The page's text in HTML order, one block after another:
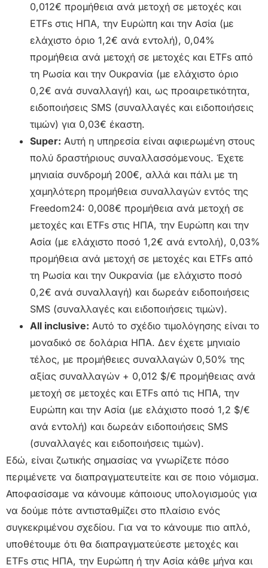
0,012€ προμήθεια ανά μετοχή σε μετοχές και
ETFs στις ΗΠΑ, την Ευρώπη και την Ασία (με
ελάχιστο όριο 1,2€ ανά εντολή), 0,04%
προμήθεια ανά μετοχή σε μετοχές και ETFs από
τη Ρωσία και την Ουκρανία (με ελάχιστο όριο
0,2€ ανά συναλλαγή) και, ως προαιρετικότητα,
ειδοποιήσεις SMS (συναλλαγές και ειδοποιήσεις
τιμών) για 0,03€ έκαστη.
Super: Αυτή η υπηρεσία είναι αφιερωμένη στους
πολύ δραστήριους συναλλασσόμενους. Έχετε
μηνιαία συνδρομή 200€, αλλά και πάλι με τη
χαμηλότερη προμήθεια συναλλαγών εντός της
Freedom24: 0,008€ προμήθεια ανά μετοχή σε
μετοχές και ETFs στις ΗΠΑ, την Ευρώπη και την
Ασία (με ελάχιστο ποσό 1,2€ ανά εντολή), 0,03%
προμήθεια ανά μετοχή σε μετοχές και ETFs από
τη Ρωσία και την Ουκρανία (με ελάχιστο ποσό
0,2€ ανά συναλλαγή) και δωρεάν ειδοποιήσεις
SMS (συναλλαγές και ειδοποιήσεις τιμών).
All inclusive: Αυτό το σχέδιο τιμολόγησης είναι το
μοναδικό σε δολάρια ΗΠΑ. Δεν έχετε μηνιαίο
τέλος, με προμήθειες συναλλαγών 0,50% της
αξίας συναλλαγών + 0,012 $/€ προμήθειας ανά
μετοχή σε μετοχές και ETFs από τις ΗΠΑ, την
Ευρώπη και την Ασία (με ελάχιστο ποσό 1,2 $/€
ανά εντολή) και δωρεάν ειδοποιήσεις SMS
(συναλλαγές και ειδοποιήσεις τιμών).
Εδώ, είναι ζωτικής σημασίας να γνωρίζετε πόσο
περιμένετε να διαπραγματευτείτε και σε ποιο νόμισμα.
Αποφασίσαμε να κάνουμε κάποιους υπολογισμούς για
να δούμε πότε αντισταθμίζει στο πλαίσιο ενός
συγκεκριμένου σχεδίου. Για να το κάνουμε πιο απλό,
υποθέτουμε ότι θα διαπραγματεύεστε μετοχές και
ETFs στις ΗΠΑ, την Ευρώπη ή την Ασία κάθε μήνα και